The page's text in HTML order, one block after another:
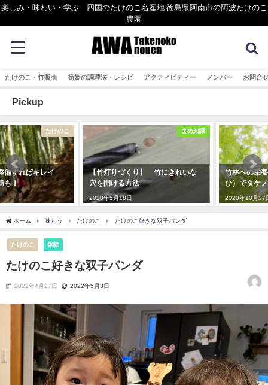
楽しみ・味わい・学ぶ 四国のたけのこ名産地 徳島県阿南市の阿波たけのこ
農園
たけのこ・竹販売 筍姫の調理法・レシピ アクティビティー メンバー お問合
Pickup
まめ知識
【竹灯りづくり】 竹にきれいな
穴を開ける方法
2020年5月18日
たけのこ
竹林への栄養補給！ 施肥（せ
ひ）でタケノコの育成
ホーム 味わう たけのこ たけのこ好きな双子パンダ
たけのこ 体験
たけのこ好きな双子パンダ
2022年4月27日 2022年5月3日